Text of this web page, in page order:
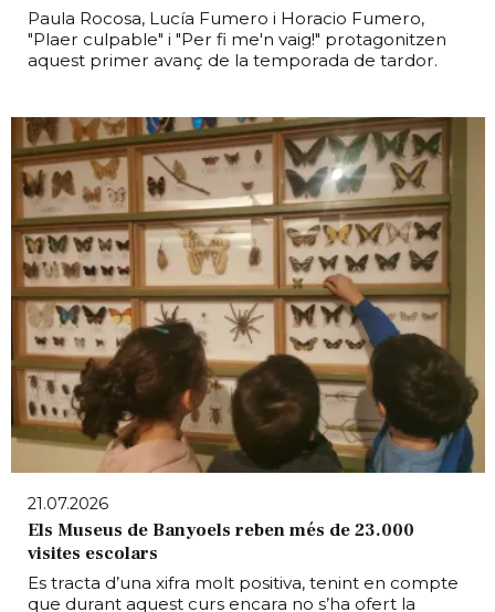
Paula Rocosa, Lucía Fumero i Horacio Fumero,
"Plaer culpable" i "Per fi me'n vaig!" protagonitzen
aquest primer avanç de la temporada de tardor.
21.07.2026
Els Museus de Banyoels reben més de 23.000
visites escolars
Es tracta d’una xifra molt positiva, tenint en compte
que durant aquest curs encara no s’ha ofert la